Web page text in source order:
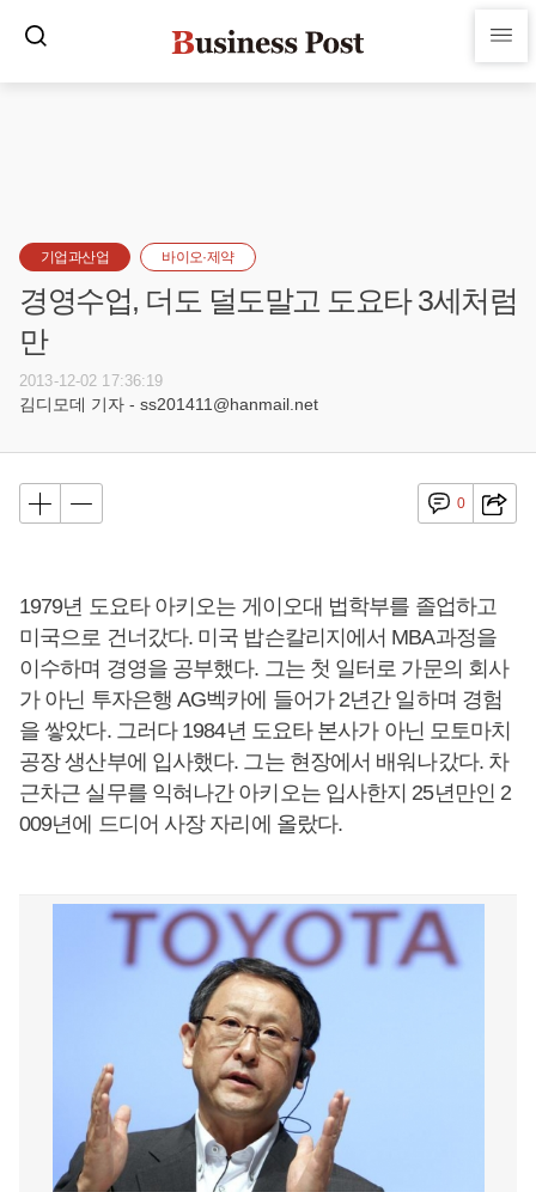
기업과산업 바이오·제약
경영수업, 더도 덜도말고 도요타 3세처럼
만
2013-12-02 17:36:19
김디모데 기자 - ss201411@hanmail.net
0
1979년 도요타 아키오는 게이오대 법학부를 졸업하고
미국으로 건너갔다. 미국 밥슨칼리지에서 MBA과정을
이수하며 경영을 공부했다. 그는 첫 일터로 가문의 회사
가 아닌 투자은행 AG벡카에 들어가 2년간 일하며 경험
을 쌓았다. 그러다 1984년 도요타 본사가 아닌 모토마치
공장 생산부에 입사했다. 그는 현장에서 배워나갔다. 차
근차근 실무를 익혀나간 아키오는 입사한지 25년만인 2
009년에 드디어 사장 자리에 올랐다.